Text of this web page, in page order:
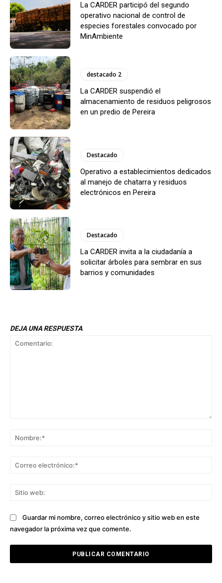
La CARDER participó del segundo
operativo nacional de control de
especies forestales convocado por
MinAmbiente
destacado 2
La CARDER suspendió el
almacenamiento de residuos peligrosos
en un predio de Pereira
Destacado
Operativo a establecimientos dedicados
al manejo de chatarra y residuos
electrónicos en Pereira
Destacado
La CARDER invita a la ciudadanía a
solicitar árboles para sembrar en sus
barrios y comunidades
DEJA UNA RESPUESTA
Guardar mi nombre, correo electrónico y sitio web en este
navegador la próxima vez que comente.